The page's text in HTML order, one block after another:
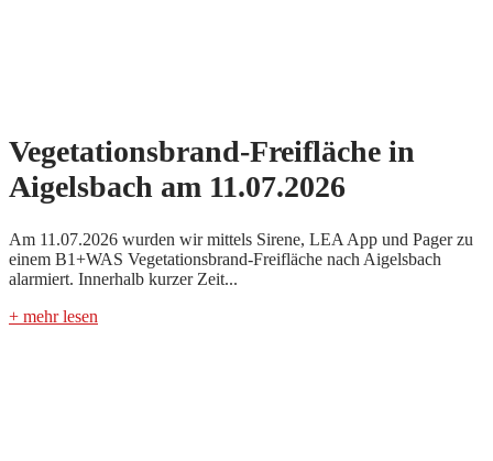
Vegetationsbrand-Freifläche in
Aigelsbach am 11.07.2026
Am 11.07.2026 wurden wir mittels Sirene, LEA App und Pager zu
einem B1+WAS Vegetationsbrand-Freifläche nach Aigelsbach
alarmiert. Innerhalb kurzer Zeit...
+ mehr lesen